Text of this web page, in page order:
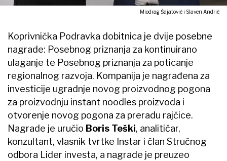
Miodrag Šajatović i Slaven Andrić
Koprivnička Podravka dobitnica je dvije posebne
nagrade: Posebnog priznanja za kontinuirano
ulaganje te Posebnog priznanja za poticanje
regionalnog razvoja. Kompanija je nagrađena za
investicije ugradnje novog proizvodnog pogona
za proizvodnju instant noodles proizvoda i
otvorenje novog pogona za preradu rajčice.
Nagrade je uručio Boris Teški, analitičar,
konzultant, vlasnik tvrtke Instar i član Stručnog
odbora Lider investa, a nagrade je preuzeo